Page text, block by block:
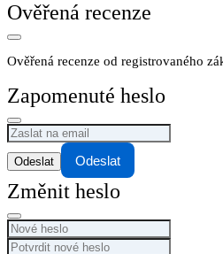
Ověřená recenze
Ověřená recenze od registrovaného
Zapomenuté heslo
Odeslat
Změnit heslo